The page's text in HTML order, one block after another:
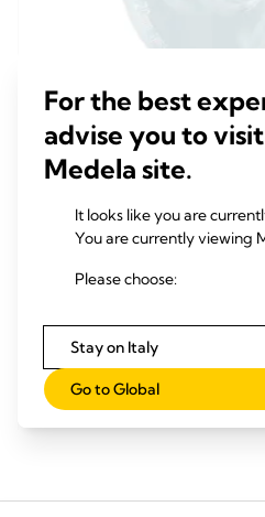
PRODOTTI SOLO PER
Paracapezzolo
pensati per coprire i capezzoli
4.6 (798)
su
5
For the best
advise you to
Medela site.
It looks like you are
You are currently viewing
Please choose:
Stay on Italy
Go to Global